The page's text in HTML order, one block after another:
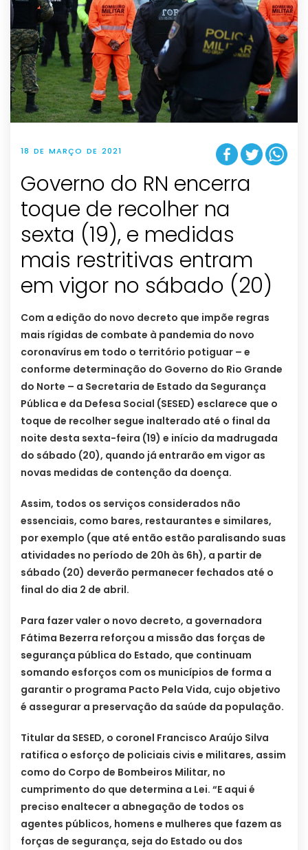
18 DE MARÇO DE 2021
Governo do RN encerra
toque de recolher na
sexta (19), e medidas
mais restritivas entram
em vigor no sábado (20)
Com a edição do novo decreto que impõe regras
mais rígidas de combate à pandemia do novo
coronavírus em todo o território potiguar – e
conforme determinação do Governo do Rio Grande
do Norte – a Secretaria de Estado da Segurança
Pública e da Defesa Social (SESED) esclarece que o
toque de recolher segue inalterado até o final da
noite desta sexta-feira (19) e início da madrugada
do sábado (20), quando já entrarão em vigor as
novas medidas de contenção da doença.
Assim, todos os serviços considerados não
essenciais, como bares, restaurantes e similares,
por exemplo (que até então estão paralisando suas
atividades no período de 20h às 6h), a partir de
sábado (20) deverão permanecer fechados até o
final do dia 2 de abril.
Para fazer valer o novo decreto, a governadora
Fátima Bezerra reforçou a missão das forças de
segurança pública do Estado, que continuam
somando esforços com os municípios de forma a
garantir o programa Pacto Pela Vida, cujo objetivo
é assegurar a preservação da saúde da população.
Titular da SESED, o coronel Francisco Araújo Silva
ratifica o esforço de policiais civis e militares, assim
como do Corpo de Bombeiros Militar, no
cumprimento do que determina a Lei. “E aqui é
preciso enaltecer a abnegação de todos os
agentes públicos, homens e mulheres que fazem as
forças de segurança, seja do Estado ou dos